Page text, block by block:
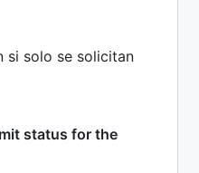
si solo se solicitan
status for the